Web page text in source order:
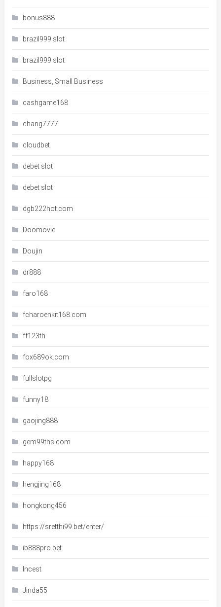
bonus888
brazil999 slot
brazil999 slot
Business, Small Business
cashgame168
chang7777
cloudbet
debet slot
debet slot
dgb222hot.com
Doomovie
Doujin
dr888
faro168
fcharoenkit168.com
ff123th
fox689ok.com
fullslotpg
funny18
gaojing888
gem99ths.com
happy168
hengjing168
hongkong456
https://sretthi99.bet/enter/
ib888pro.bet
Incest
Jinda55